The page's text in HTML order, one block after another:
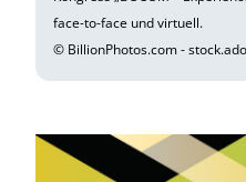
face-to-face und virtuell.
© BillionPhotos.com -